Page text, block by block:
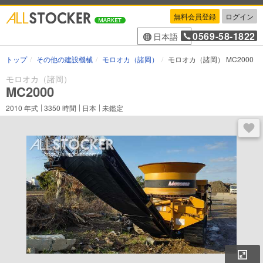
無料会員登録 ログイン
日本語 0569-58-1822
トップ その他の建設機械 モロオカ（諸岡） モロオカ（諸岡） MC2000
モロオカ（諸岡）
MC2000
2010 年式 3350 時間 日本 未鑑定
ロ